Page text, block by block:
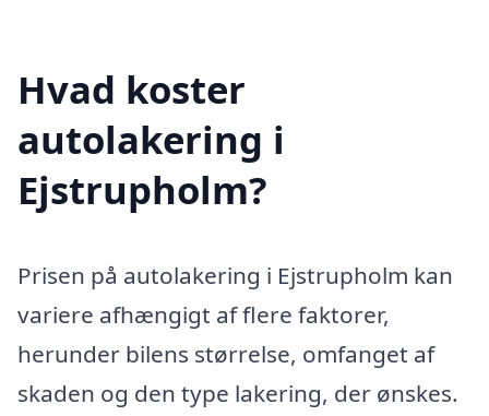
Hvad koster
autolakering i
Ejstrupholm?
Prisen på autolakering i Ejstrupholm kan
variere afhængigt af flere faktorer,
herunder bilens størrelse, omfanget af
skaden og den type lakering, der ønskes.